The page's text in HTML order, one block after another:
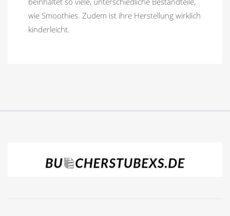
wie Smoothies. Zudem ist ihre Herstellung wirklich
kinderleicht.